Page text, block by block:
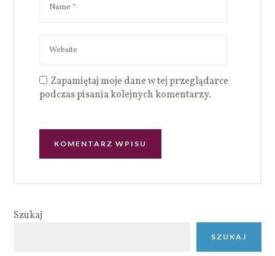
Zapamiętaj moje dane w tej przeglądarce
podczas pisania kolejnych komentarzy.
Szukaj
SZUKAJ